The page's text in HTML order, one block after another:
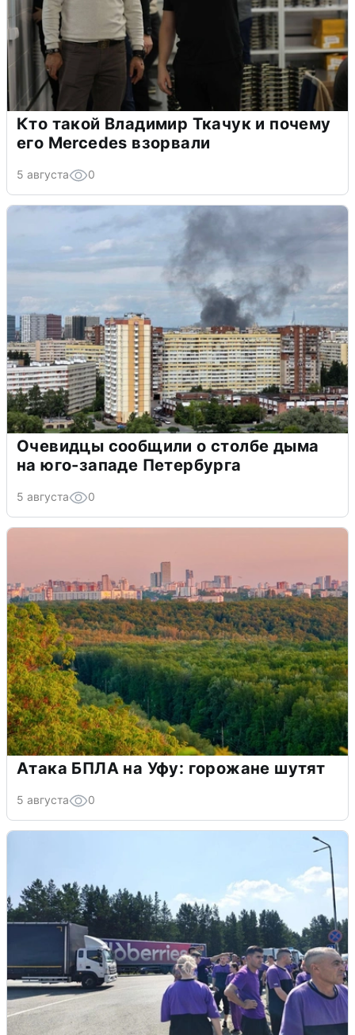
Кто такой Владимир Ткачук и почему
его Mercedes взорвали
5 августа 0
Очевидцы сообщили о столбе дыма
на юго-западе Петербурга
5 августа 0
Атака БПЛА на Уфу: горожане шутят
5 августа 0